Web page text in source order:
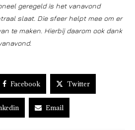
geregeld is het vanavond
slaat. Die sfeer helpt mee om er
te maken. Hierbij daarom ook dank
Facebook Twitter
Email